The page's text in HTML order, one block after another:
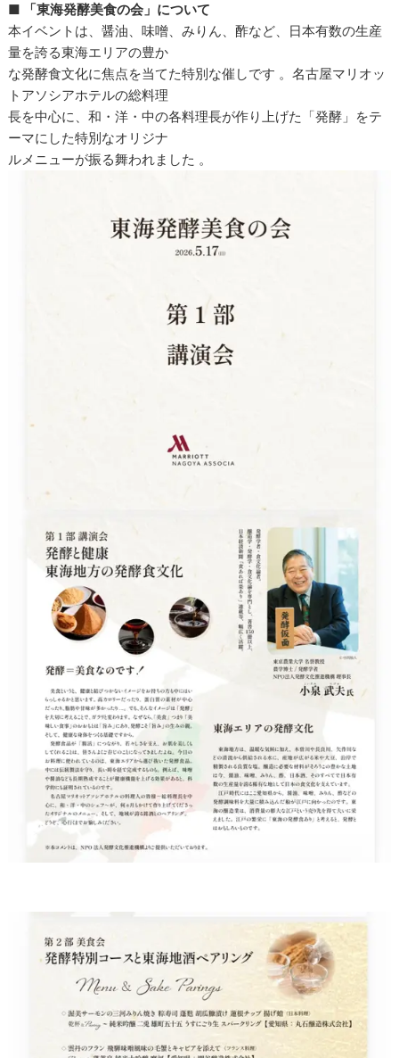
■ 「東海発酵美食の会」について
本イベントは、醤油、味噌、みりん、酢など、日本有数の生産
量を誇る東海エリアの豊か
な発酵食文化に焦点を当てた特別な催しです 。名古屋マリオッ
トアソシアホテルの総料理
長を中心に、和・洋・中の各料理長が作り上げた「発酵」をテ
ーマにした特別なオリジナ
ルメニューが振る舞われました 。